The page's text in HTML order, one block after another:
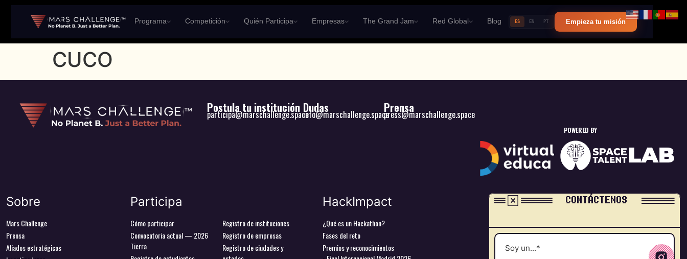
Programa Competición Quién Participa Empresas The Grand Jam Red Global Blog ES EN PT Empieza tu misión
CUCO
Postula tu institución
participa@marschallenge.spaceDudas
info@marschallenge.spacePrensa
press@marschallenge.space
POWERED BY
Sobre
Mars Challenge
Prensa
Aliados estratégicos
Participa
Cómo participar
Convocatoria actual — 2026
Tierra
Registro de instituciones
Registro de empresas
Registro de ciudades y
HackImpact
¿Qué es un Hackathon?
Fases del reto
Premios y reconocimientos
CONTÁCTENOS
Soy un...*